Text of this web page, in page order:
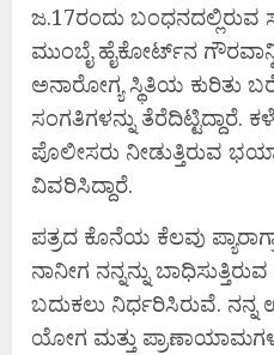
ಜ.17ರಂದು ಬಂಧನದಲ್ಲಿರುವ
ಮುಂಬೈ ಹೈಕೋರ್ಟ್‌ನ
ಅನಾರೋಗ್ಯ ಸ್ಥಿತಿಯ ಕುರಿತು
ಸಂಗತಿಗಳನ್ನು
ಪೊಲೀಸರು ನೀಡುತ್ತಿರುವ
ವಿವರಿಸಿದ್ದಾರೆ.
ಪತ್ರದ ಕೊನೆಯ ಕೆಲವು
ನಾನೀಗ ನನ್ನನ್ನು
ಬದುಕಲು ನಿರ್ಧರಿಸಿರುವೆ.
ಯೋಗ ಮತ್ತು